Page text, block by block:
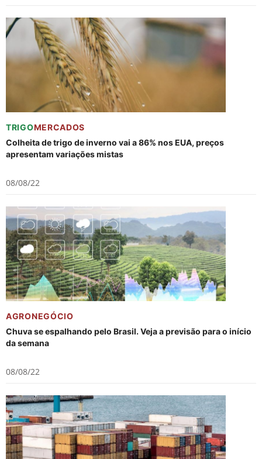
TRIGOMERCADOS
Colheita de trigo de inverno vai a 86% nos EUA, preços
apresentam variações mistas
08/08/22
AGRONEGÓCIO
Chuva se espalhando pelo Brasil. Veja a previsão para o início
da semana
08/08/22